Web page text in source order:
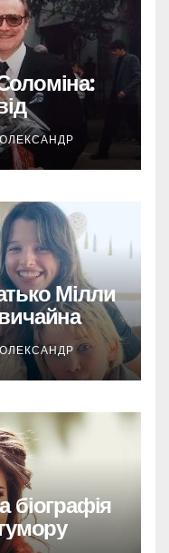
до
Мілли
біографія